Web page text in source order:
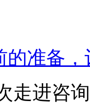
的准备
走进咨